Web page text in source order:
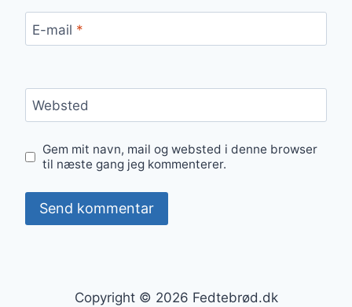
E-mail *
Websted
Gem mit navn, mail og websted i denne browser
til næste gang jeg kommenterer.
Copyright © 2026 Fedtebrød.dk